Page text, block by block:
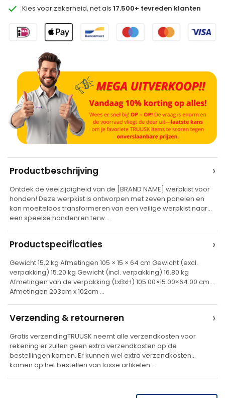
Kies voor zekerheid, net als17.500+ tevreden klanten
t
e
r
a
t
v
e
Productbeschrijving ›
Ontdek de veelzijdigheid van de [BRAND NAME] werpkist voor
honden! Deze werpkist is ontworpen met zeven panelen en
kan moeiteloos transformeren van een veilige werpkist naar
een speelse hondenren terw…
Productspecificaties ›
Gewicht 15,2 kg Afmetingen 105 × 15 × 64 cm Gewicht (excl.
verpakking) 15.20 kg Gewicht (incl. verpakking) 16.80 kg
Afmetingen van de verpakking (LxBxH) 105.00×15.00×64.00 cm
Afmetingen 203cm x 102cm …
Verzending & retourneren ›
Gratis verzendingTRUUSK neemt alle verzendkosten voor
rekening er zullen geen extra verzendkosten op de
bestellingen komen. Er kunnen wel extra verzendkosten
komen op het bestellen van losse artikelen…